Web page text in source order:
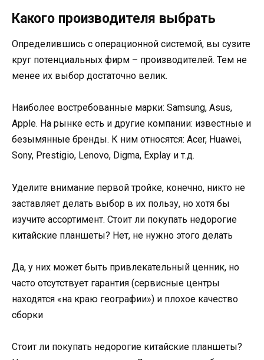
Какого производителя выбрать
Определившись с операционной системой, вы сузите
круг потенциальных фирм – производителей. Тем не
менее их выбор достаточно велик.
Наиболее востребованные марки: Samsung, Asus,
Apple. На рынке есть и другие компании: известные и
безымянные бренды. К ним относятся: Acer, Huawei,
Sony, Prestigio, Lenovo, Digma, Explay и т.д.
Уделите внимание первой тройке, конечно, никто не
заставляет делать выбор в их пользу, но хотя бы
изучите ассортимент. Стоит ли покупать недорогие
китайские планшеты? Нет, не нужно этого делать
Да, у них может быть привлекательный ценник, но
часто отсутствует гарантия (сервисные центры
находятся «на краю географии») и плохое качество
сборки
Стоит ли покупать недорогие китайские планшеты?